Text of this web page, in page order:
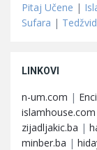
Pitaj Učene |
Sufara | Tedžvid
LINKOVI
n-um.com |
islamhouse.com
zijadljakic.ba |
minber.ba |